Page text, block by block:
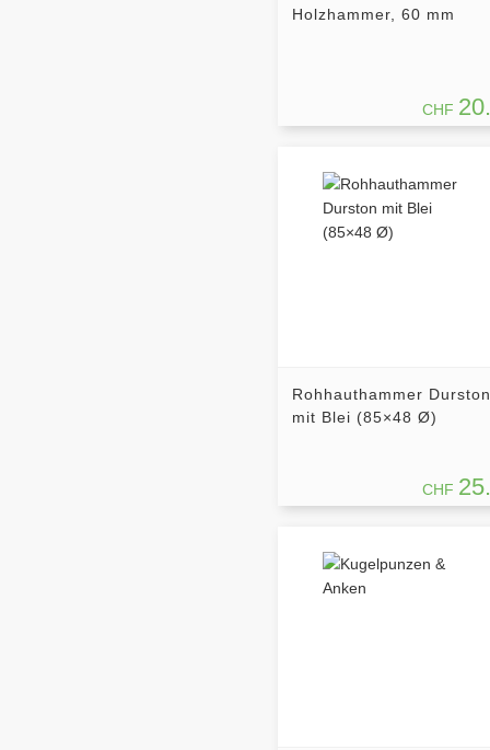
Holzhammer, 60 mm
CHF
Rohhauthammer Durston
mit Blei (85×48 Ø)
CHF